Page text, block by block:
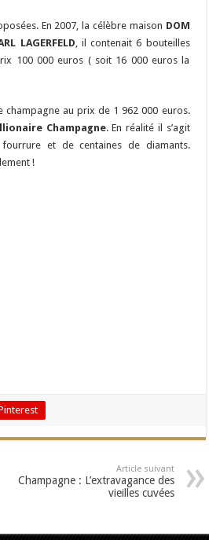
En 2007, la célèbre maison DOM
LAGERFELD, il contenait 6 bouteilles
100 000 euros ( soit 16 000 euros la
champagne au prix de 1 962 000 euros.
Champagne. En réalité il s’agit
et de centaines de diamants.
!
Article suivant
Champagne : L’extravagance des
vieilles cuvées